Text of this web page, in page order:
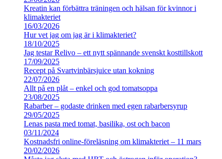
Kreatin kan förbättra träningen och hälsan för kvinnor i
klimakteriet
16/03/2026
Hur vet jag om jag är i klimakteriet?
18/10/2025
Jag testar Relivo – ett nytt spännande svenskt kosttillskott
17/09/2025
Recept på Svartvinbärsjuice utan kokning
22/07/2026
Allt på en plåt – enkel och god tomatsoppa
23/08/2025
Rabarber – godaste drinken med egen rabarbersyrup
29/05/2025
Lenas pasta med tomat, basilika, ost och bacon
03/11/2024
Kostnadsfri online-föreläsning om klimakteriet – 11 mars
20/02/2026